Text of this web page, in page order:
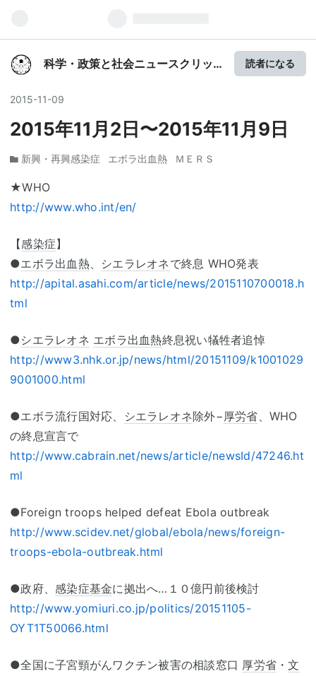
科学・政策と社会ニュースクリッ
読者になる
2015-11-09
2015年11月2日〜2015年11月9日
新興・再興感染症 エボラ出血熱 ＭＥＲＳ
★WHO
http://www.who.int/en/
【感染症】
●エボラ出血熱、 シエラレオネで終息 WHO発表
http://apital.asahi.com/article/news/2015110700018.h
tml
●シエラレオネ エボラ出血熱終息祝い犠牲者追悼
http://www3.nhk.or.jp/news/html/20151109/k1001029
9001000.html
●エボラ流行国対応、 シエラレオネ除外−厚労省、WHO
の終息宣言で
http://www.cabrain.net/news/article/newsId/47246.ht
ml
●Foreign troops helped defeat Ebola outbreak
http://www.scidev.net/global/ebola/news/foreign-
troops-ebola-outbreak.html
●政府、 感染症基金に拠出へ…１０億円前後検討
http://www.yomiuri.co.jp/politics/20151105-
OYT1T50066.html
●全国に子宮頸がんワクチン被害の相談窓口 厚労省 ・文